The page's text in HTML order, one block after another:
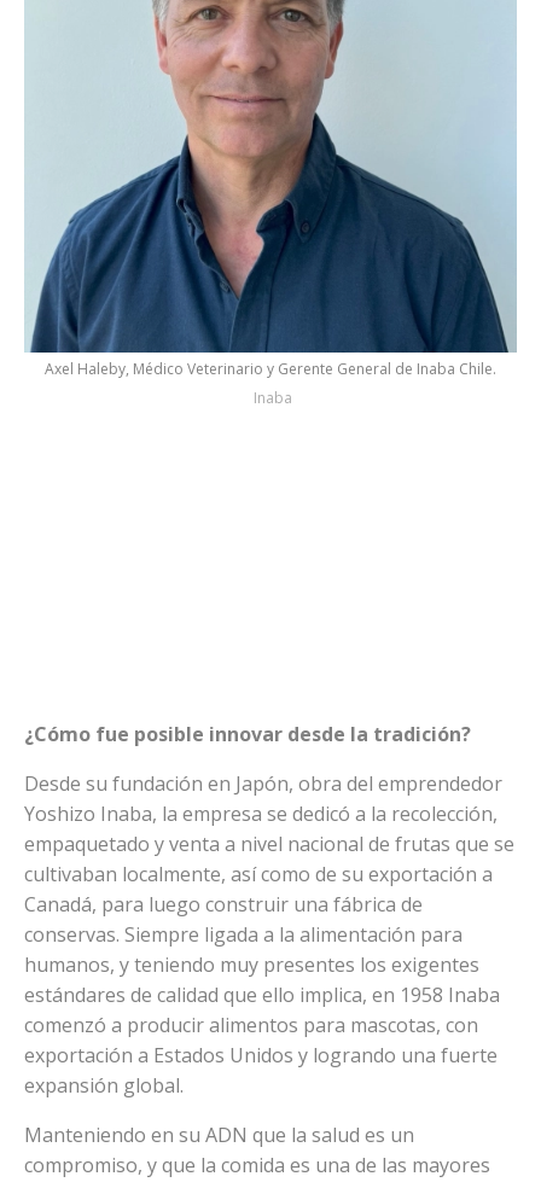
Axel Haleby, Médico Veterinario y Gerente General de Inaba Chile.
Inaba
¿Cómo fue posible innovar desde la tradición?
Desde su fundación en Japón, obra del emprendedor
Yoshizo Inaba, la empresa se dedicó a la recolección,
empaquetado y venta a nivel nacional de frutas que se
cultivaban localmente, así como de su exportación a
Canadá, para luego construir una fábrica de
conservas. Siempre ligada a la alimentación para
humanos, y teniendo muy presentes los exigentes
estándares de calidad que ello implica, en 1958 Inaba
comenzó a producir alimentos para mascotas, con
exportación a Estados Unidos y logrando una fuerte
expansión global.
Manteniendo en su ADN que la salud es un
compromiso, y que la comida es una de las mayores